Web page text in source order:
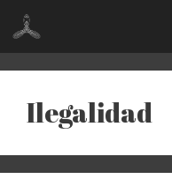
Saltar
contenido
Ilegalidad